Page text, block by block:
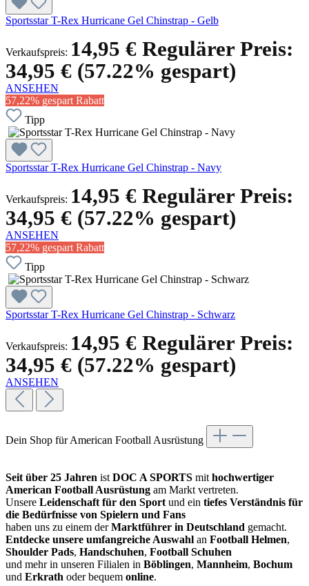
Sportsstar T-Rex Hurricane Gel Chinstrap - Gelb
Verkaufspreis: 14,95 € Regulärer Preis:
34,95 € (57.22% gespart)
ANSEHEN
57,22% gespart Rabatt
Tipp
Sportsstar T-Rex Hurricane Gel Chinstrap - Navy
Verkaufspreis: 14,95 € Regulärer Preis:
34,95 € (57.22% gespart)
ANSEHEN
57,22% gespart Rabatt
Tipp
Sportsstar T-Rex Hurricane Gel Chinstrap - Schwarz
Verkaufspreis: 14,95 € Regulärer Preis:
34,95 € (57.22% gespart)
ANSEHEN
Dein Shop für American Football Ausrüstung
Seit über 25 Jahren ist DOC A SPORTS mit hochwertiger
American Football Ausrüstung am Markt vertreten.
Unsere Leidenschaft für den Sport und ein tiefes Verständnis für
die Bedürfnisse von Spielern und Fans
haben uns zu einem derMarktführer in Deutschland gemacht.
Entdecke unsere umfangreiche Auswahl an Football Helmen,
Shoulder Pads, Handschuhen, Football Schuhen
und mehr in unseren Filialen in Böblingen, Mannheim, Bochum
und Erkrath oder bequem online.